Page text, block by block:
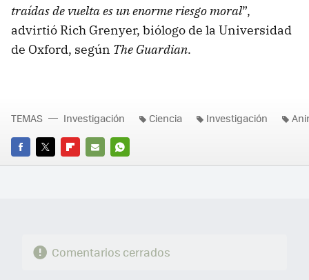
traídas de vuelta es un enorme riesgo moral”,
advirtió Rich Grenyer, biólogo de la Universidad
de Oxford, según The Guardian.
FACEBOOK
TWITTERFLIPBOARD
E-
WHATSAPP
TEMAS Investigación Ciencia Investigación
Comentarios cerrados